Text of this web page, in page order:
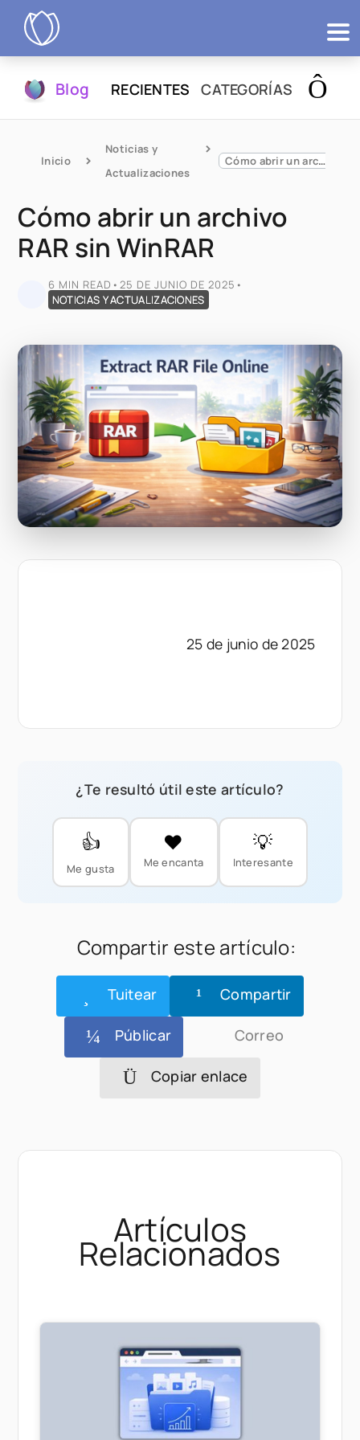
Probar
Blog RECIENTES CATEGORÍAS
Inicio
Noticias y
Actualizaciones
Cómo abrir un archivo RAR sin WinRAR
Cómo abrir un archivo
RAR sin WinRAR
6 MIN READ • 25 DE JUNIO DE 2025 •
NOTICIAS Y ACTUALIZACIONES
25 de junio de 2025
¿Te resultó útil este artículo?
👍
Me gusta
❤️
Me encanta
💡
Interesante
Compartir este artículo:
Tuitear Compartir
Públicar Correo
Copiar enlace
Artículos
Relacionados